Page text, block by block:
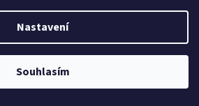
Nastavení
Souhlasím
avšak pouze ve výši
nejlevnějšímu nabízenému
dodání Zboží, který jsme pro
Zboží nabízeli. V případě